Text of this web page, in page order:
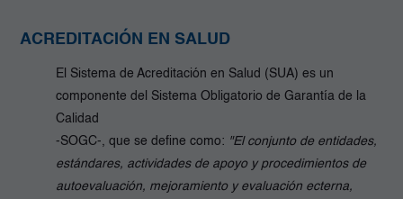
ACREDITACIÓN EN SALUD
El Sistema de Acreditación en Salud (SUA) es un
componente del Sistema Obligatorio de Garantía de la
Calidad
-SOGC-, que se define como: "El conjunto de entidades,
estándares, actividades de apoyo y procedimientos de
autoevaluación, mejoramiento y evaluación ecterna,